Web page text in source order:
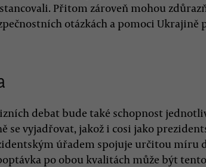
Přitom zároveň mohou
otázkách a pomoci Ukrajině
debat bude také schopnost
se vyjadřovat, jakož i cosi jako
úřadem spojuje určitou míru
po obou kvalitách může být